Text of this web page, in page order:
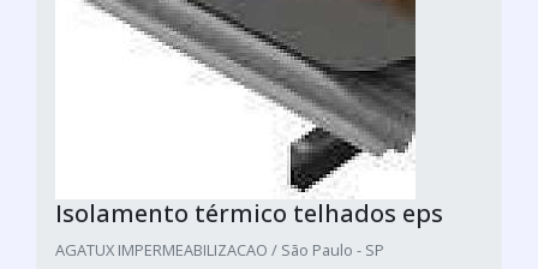
Isolamento térmico telhados eps
AGATUX IMPERMEABILIZACAO / São Paulo - SP